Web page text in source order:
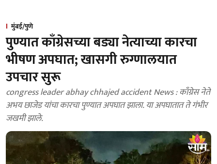
मुंबई/पुणे
पुण्यात काँग्रेसच्या बड्या नेत्याच्या कारचा
भीषण अपघात; खासगी रुग्णालयात
उपचार सुरू
congress leader abhay chhajed accident News : काँग्रेस नेते
अभय छाजेड यांचा कारचा पुण्यात अपघात झाला. या अपघातात ते गंभीर
जखमी झाले.